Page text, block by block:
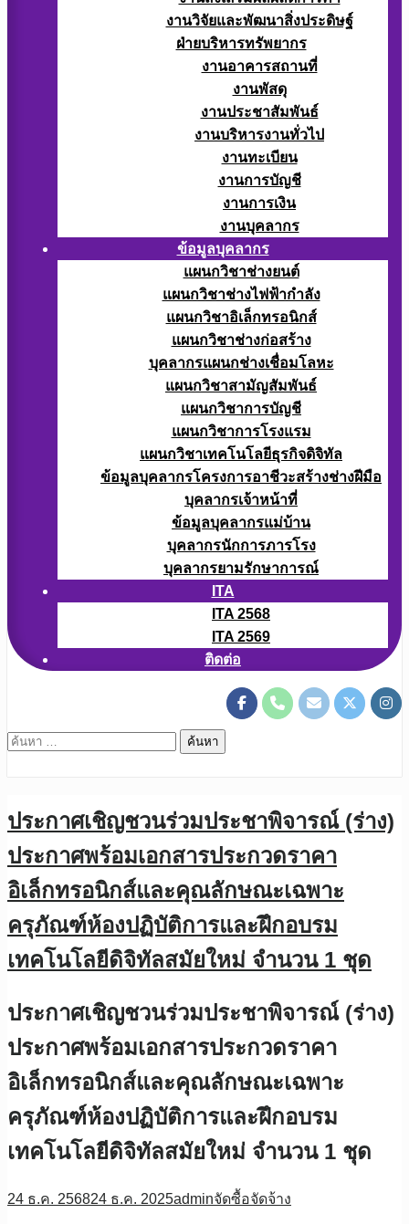
งานวิจัยและพัฒนาสิ่งประดิษฐ์
ฝ่ายบริหารทรัพยากร
งานอาคารสถานที่
งานพัสดุ
งานประชาสัมพันธ์
งานบริหารงานทั่วไป
งานทะเบียน
งานการบัญชี
งานการเงิน
งานบุคลากร
ข้อมูลบุคลากร
แผนกวิชาช่างยนต์
แผนกวิชาช่างไฟฟ้ากำลัง
แผนกวิชาอิเล็กทรอนิกส์
แผนกวิชาช่างก่อสร้าง
บุคลากรแผนกช่างเชื่อมโลหะ
แผนกวิชาสามัญสัมพันธ์
แผนกวิชาการบัญชี
แผนกวิชาการโรงแรม
แผนกวิชาเทคโนโลยีธุรกิจดิจิทัล
ข้อมูลบุคลากรโครงการอาชีวะสร้างช่างฝีมือ
บุคลากรเจ้าหน้าที่
ข้อมูลบุคลากรแม่บ้าน
บุคลากรนักการภารโรง
บุคลากรยามรักษาการณ์
ITA
ITA 2568
ITA 2569
ติดต่อ
ค้นหา
ประกาศเชิญชวนร่วมประชาพิจารณ์ (ร่าง)
ประกาศพร้อมเอกสารประกวดราคา
อิเล็กทรอนิกส์และคุณลักษณะเฉพาะ
ครุภัณฑ์ห้องปฏิบัติการและฝึกอบรม
เทคโนโลยีดิจิทัลสมัยใหม่ จำนวน 1 ชุด
ประกาศเชิญชวนร่วมประชาพิจารณ์ (ร่าง)
ประกาศพร้อมเอกสารประกวดราคา
อิเล็กทรอนิกส์และคุณลักษณะเฉพาะ
ครุภัณฑ์ห้องปฏิบัติการและฝึกอบรม
เทคโนโลยีดิจิทัลสมัยใหม่ จำนวน 1 ชุด
24 ธ.ค. 256824 ธ.ค. 2025adminจัดซื้อจัดจ้าง